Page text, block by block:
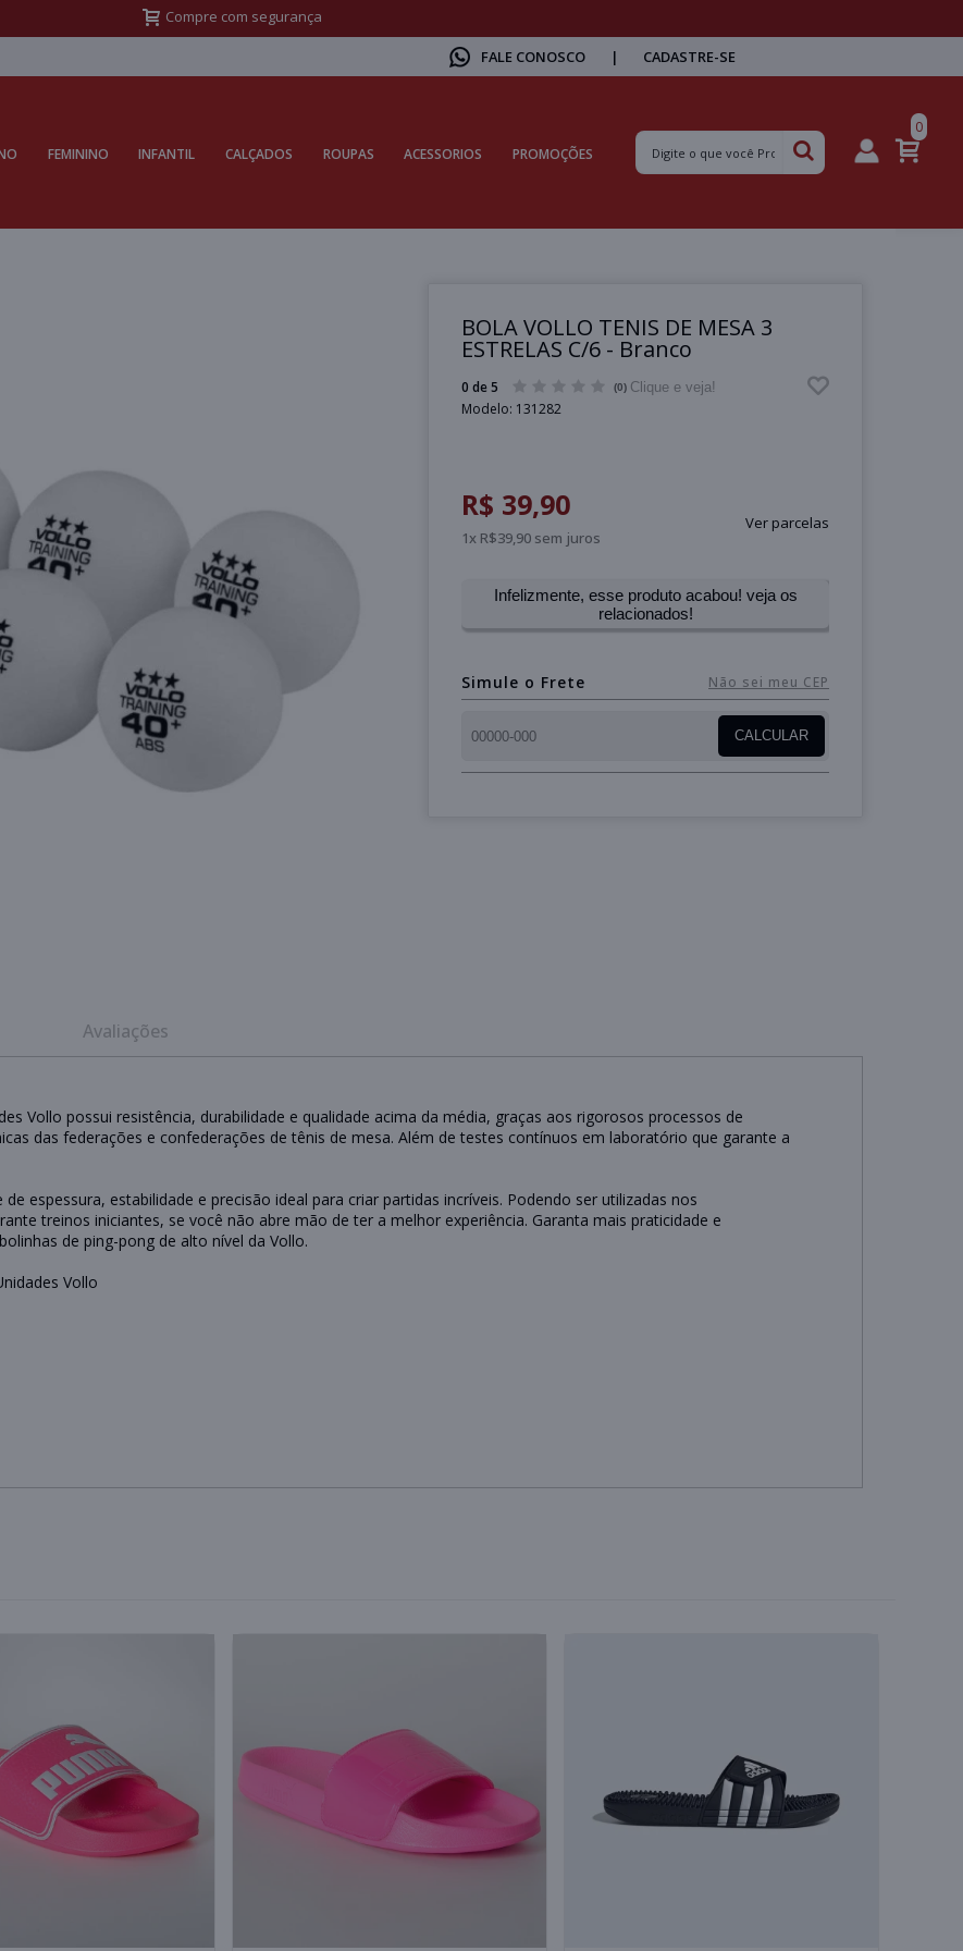
Compre com segurança
FALE CONOSCO | CADASTRE-SE
FEMININO INFANTIL CALÇADOS ROUPAS ACESSORIOS PROMOÇÕES
0
BOLA VOLLO TENIS DE MESA 3
ESTRELAS C/6 - Branco
0 de 5 (0) Clique e veja!
Modelo: 131282
Ver parcelas
R$ 39,90
1x R$39,90 sem juros
Infelizmente, esse produto acabou! veja os
relacionados!
Simule o Frete Não sei meu CEP
CALCULAR
Avaliações
Vollo possui resistência, durabilidade e qualidade acima da média, graças aos rigorosos processos de
das federações e confederações de tênis de mesa. Além de testes contínuos em laboratório que garante a
espessura, estabilidade e precisão ideal para criar partidas incríveis. Podendo ser utilizadas nos
treinos iniciantes, se você não abre mão de ter a melhor experiência. Garanta mais praticidade e
de ping-pong de alto nível da Vollo.
Vollo